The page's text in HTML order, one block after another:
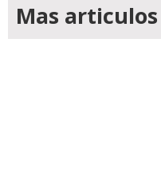
Mas articulos